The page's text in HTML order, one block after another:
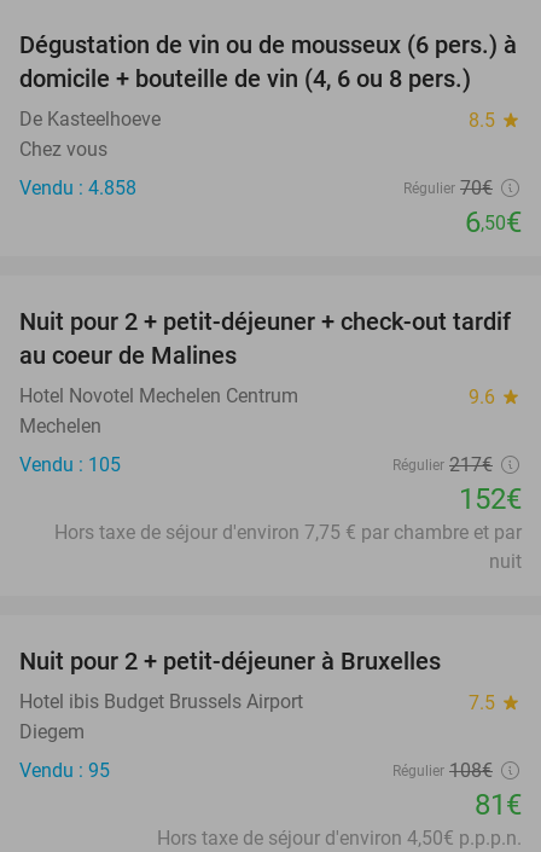
91%
Dégustation de vin ou de mousseux (6 pers.) à
domicile + bouteille de vin (4, 6 ou 8 pers.)
De Kasteelhoeve 8.5 star
Chez vous
Vendu : 4.858
Régulier 70€
6,50€
30%
Nuit pour 2 + petit-déjeuner + check-out tardif
au coeur de Malines
Hotel Novotel Mechelen Centrum 9.6 star
Mechelen
Vendu : 105
Régulier 217€
152€
Hors taxe de séjour d'environ 7,75 € par chambre et par
nuit
Nuit pour 2 + petit-déjeuner à Bruxelles
Hotel ibis Budget Brussels Airport 7.5 star
Diegem
Vendu : 95
Régulier 108€
81€
Hors taxe de séjour d'environ 4,50€ p.p.p.n.